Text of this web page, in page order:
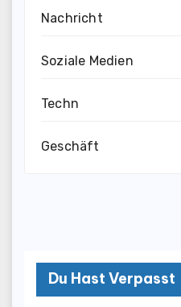
Nachricht
Soziale Medien
Techn
Geschäft
Du Hast Verpasst